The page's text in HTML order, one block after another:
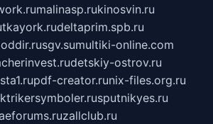
malinasp.rukinosvin.ru
deltaprim.spb.ru
sgv.sumultiki-online.com
cherinvest.rudetskiy-ostrov.ru
pdf-creator.runix-files.org.ru
sputnikyes.ru
zallclub.ru